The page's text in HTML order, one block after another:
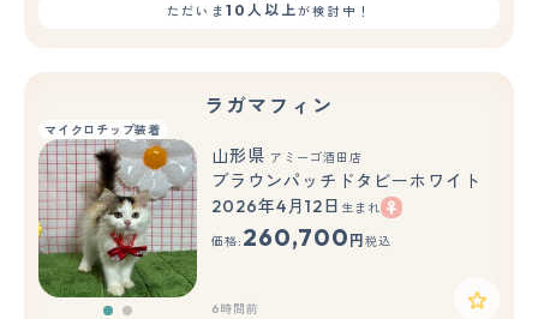
ただいま 10人以上が検討中！
ラガマフィン
マイクロチップ装着
もっと見る
山形県 アミーゴ酒田店
ブラウンパッチドタビーホワイト
2026年4月12日 生まれ
価格: 260,700 円 税込
6時間前